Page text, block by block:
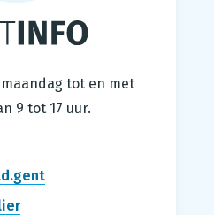
tot en met
9 tot 17 uur.